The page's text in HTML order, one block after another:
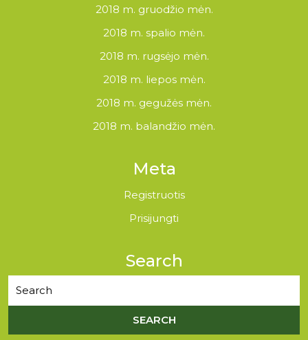
2018 m. gruodžio mėn.
2018 m. spalio mėn.
2018 m. rugsėjo mėn.
2018 m. liepos mėn.
2018 m. gegužės mėn.
2018 m. balandžio mėn.
Meta
Registruotis
Prisijungti
Search